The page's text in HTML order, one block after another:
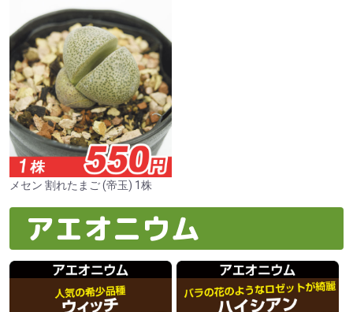
メセン 割れたまご (帝玉) 1株
アエオニウム